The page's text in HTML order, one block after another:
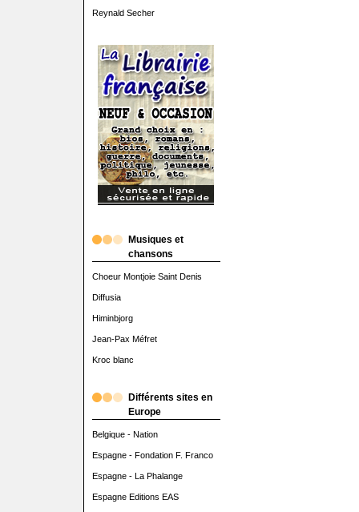
Reynald Secher
Musiques et
chansons
Choeur Montjoie Saint Denis
Diffusia
Himinbjorg
Jean-Pax Méfret
Kroc blanc
Différents sites en
Europe
Belgique - Nation
Espagne - Fondation F. Franco
Espagne - La Phalange
Espagne Editions EAS